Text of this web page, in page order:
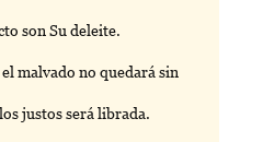
son Su deleite.
malvado no quedará sin
justos será librada.